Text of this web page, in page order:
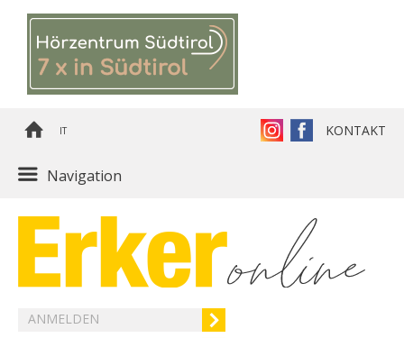
IT KONTAKT
Navigation
ANMELDEN